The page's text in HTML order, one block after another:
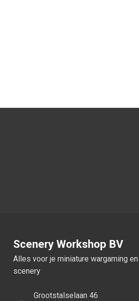
Scenery Workshop BV
Alles voor je miniature wargaming en
scenery
Grootstalselaan 46